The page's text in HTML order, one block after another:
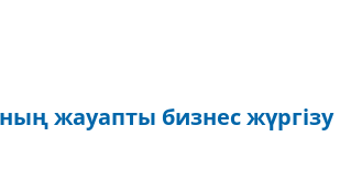
жауапты бизнес жүргізу